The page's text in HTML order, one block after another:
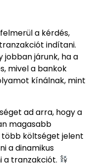
a kérdés,
indítani.
jobban járunk, ha a
mivel a bankok
kínálnak, mint
ad arra, hogy a
magasabb
költséget jelent
a dinamikus
a tranzakciót.